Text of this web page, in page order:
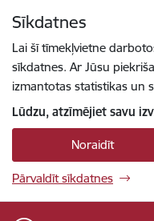
Sīkdatnes
Lai šī tīmekļvietne
sīkdatnes. Ar Jūsu
izmantotas statistikas un
Lūdzu, atzīmējiet savu
Noraidīt
Pārvaldīt sīkdatnes